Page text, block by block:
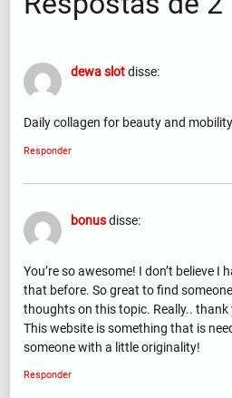
dewa slotdisse:
Daily collagen for beauty and
Responder
bonusdisse:
You’re so awesome! I don’t believe I
that before. So great to find
thoughts on this topic. Really..
This website is something that is
someone with a little originality!
Responder